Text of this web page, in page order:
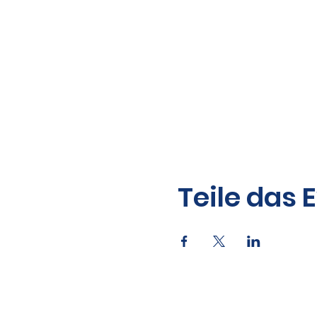
Teile das